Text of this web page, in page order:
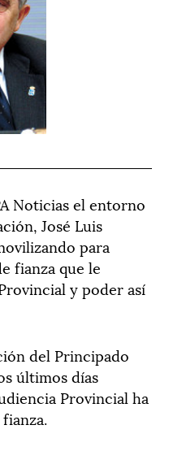
Noticias el entorno
José Luis
para
fianza que le
y poder así
del Principado
últimos días
Provincial ha